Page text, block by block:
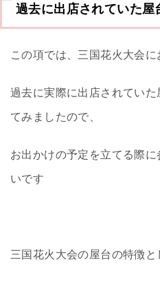
過去に出店されていた屋
この項では、三国花火大会に
過去に実際に出店されてい
てみましたので、
お出かけの予定を立てる際
いです
三国花火大会の屋台の特徴と